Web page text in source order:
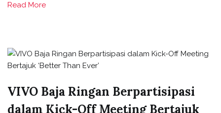
Read More
VIVO Baja Ringan Berpartisipasi
dalam Kick-Off Meeting Bertajuk